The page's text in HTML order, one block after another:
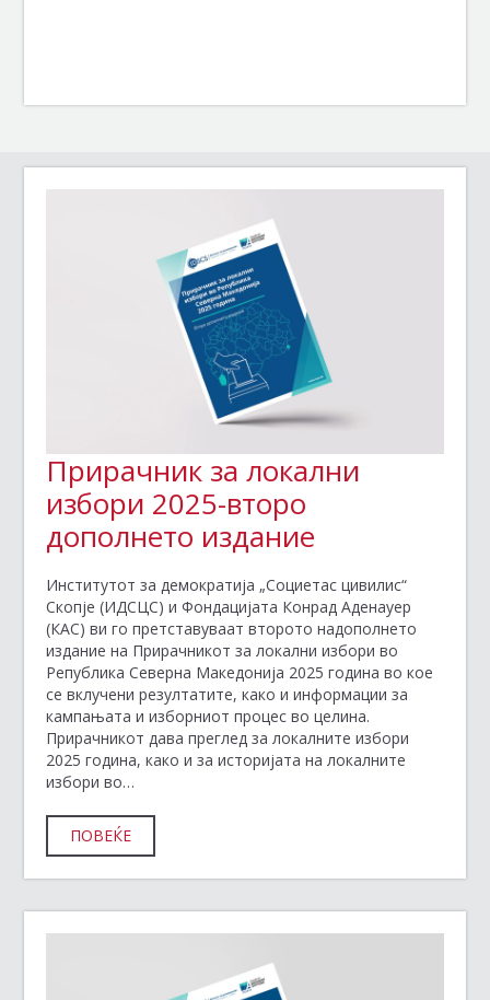
Прирачник за локални
избори 2025-второ
дополнето издание
Институтот за демократија „Социетас цивилис“
Скопје (ИДСЦС) и Фондацијата Конрад Аденауер
(КАС) ви го претставуваат второто надополнето
издание на Прирачникот за локални избори во
Република Северна Македонија 2025 година во кое
се вклучени резултатите, како и информации за
кампањата и изборниот процес во целина.
Прирачникот дава преглед за локалните избори
2025 година, како и за историјата на локалните
избори во…
ПОВЕЌЕ